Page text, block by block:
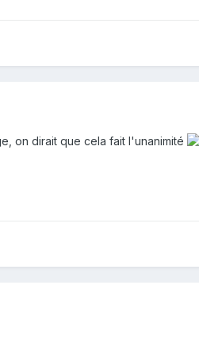
on dirait que cela fait l'unanimité